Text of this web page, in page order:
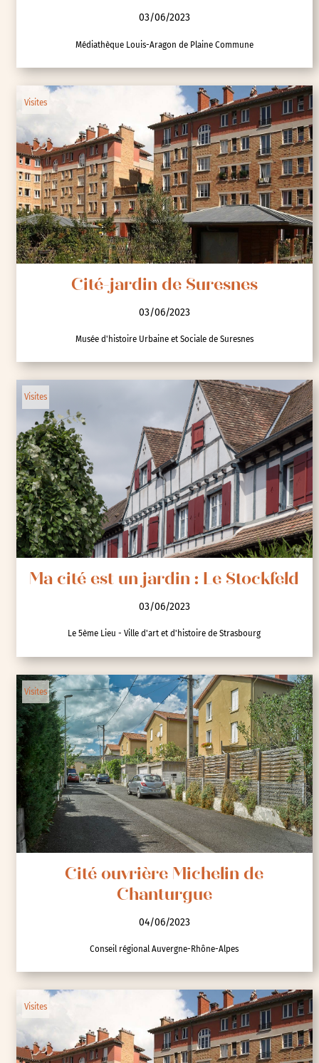
03/06/2023
Médiathèque Louis-Aragon de Plaine Commune
Visites
Cité-jardin de Suresnes
03/06/2023
Musée d'histoire Urbaine et Sociale de Suresnes
Visites
Ma cité est un jardin : Le Stockfeld
03/06/2023
Le 5ème Lieu - Ville d'art et d'histoire de Strasbourg
Visites
Cité ouvrière Michelin de
Chanturgue
04/06/2023
Conseil régional Auvergne-Rhône-Alpes
Visites